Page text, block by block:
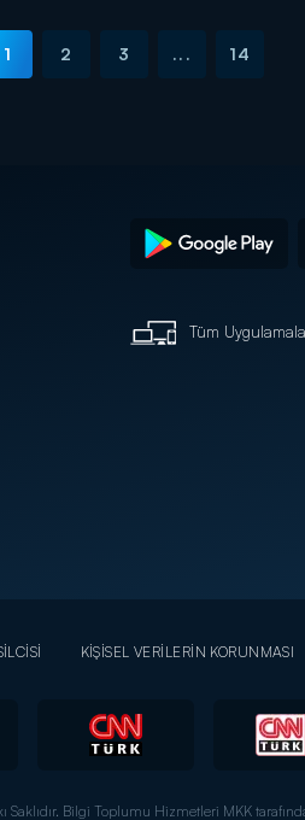
1 2 3 ... 14
Tüm
KİŞİSEL VERİLERİN KORUNMASI
Bilgi Toplumu Hizmetleri MKK